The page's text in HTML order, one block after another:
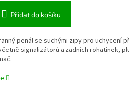
Přidat do košíku
penál se suchými zipy pro uchycení
signalizátorů a zadních rohatinek,